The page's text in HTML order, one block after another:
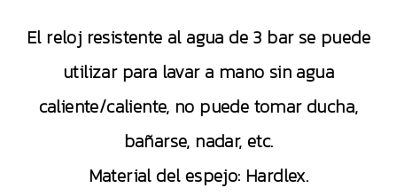
El reloj resistente al agua de 3 bar se puede
utilizar para lavar a mano sin agua
caliente/caliente, no puede tomar ducha,
bañarse, nadar, etc.
Material del espejo: Hardlex.